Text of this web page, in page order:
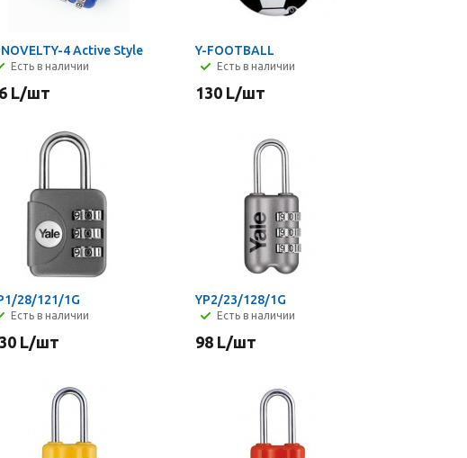
4 Active Style
Есть в наличии
L/шт
Y-FOOTBALL
Есть в наличии
130L/шт
28/121/1G
Есть в наличии
L/шт
YP2/23/128/1G
Есть в наличии
98L/шт